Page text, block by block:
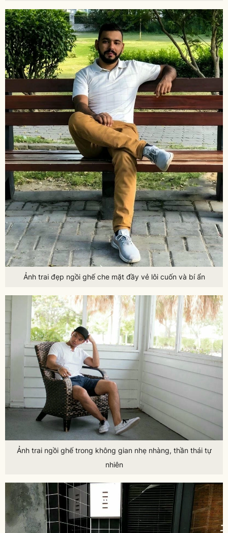
Ảnh trai đẹp ngồi ghế che mặt đầy vẻ lôi cuốn và bí ẩn
Ảnh trai ngồi ghế trong không gian nhẹ nhàng, thần thái tự
nhiên